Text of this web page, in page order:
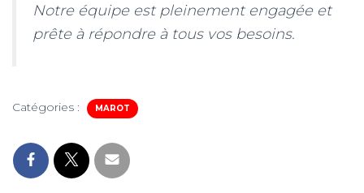
Notre équipe est pleinement engagée et
prête à répondre à tous vos besoins.
Catégories : MAROT